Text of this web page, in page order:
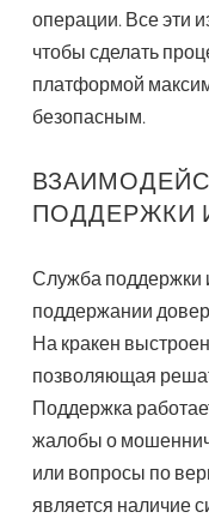
операции. Все эти
чтобы сделать
платформой
безопасным.
ПОДДЕРЖКИ
Служба поддержки
поддержании
На кракен
позволяющая
Поддержка
жалобы о
или вопросы по
является наличие